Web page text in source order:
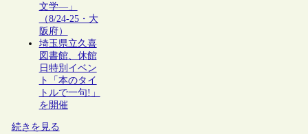
文学―」
（8/24-25・大
阪府）
埼玉県立久喜
図書館、休館
日特別イベン
ト「本のタイ
トルで一句!」
を開催
続きを見る